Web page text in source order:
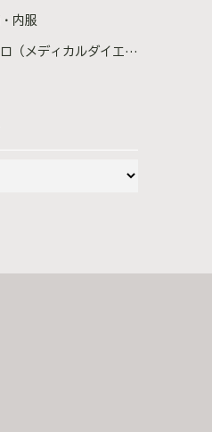
内服
メディカルダイエット）